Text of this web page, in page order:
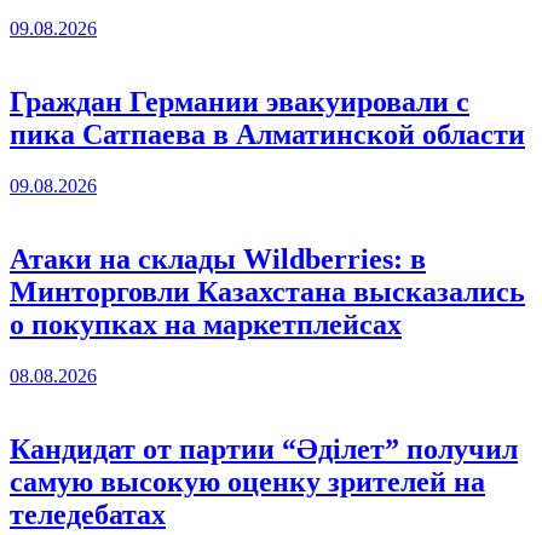
09.08.2026
Граждан Германии эвакуировали с
пика Сатпаева в Алматинской области
09.08.2026
Атаки на склады Wildberries: в
Минторговли Казахстана высказались
о покупках на маркетплейсах
08.08.2026
Кандидат от партии “Әділет” получил
самую высокую оценку зрителей на
теледебатах